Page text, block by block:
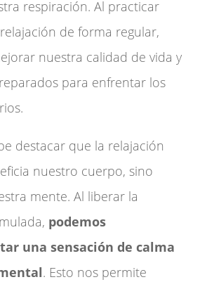
respiración. Al practicar
de forma regular,
nuestra calidad de vida y
para enfrentar los
destacar que la relajación
nuestro cuerpo, sino
mente. Al liberar la
podemos
una sensación de calma
. Esto nos permite